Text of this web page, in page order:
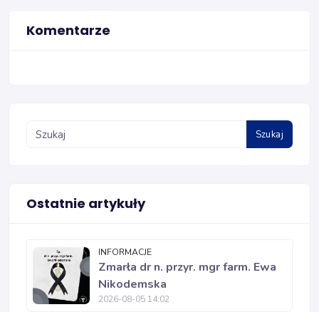
Komentarze
Szukaj
Ostatnie artykuły
INFORMACJE
Zmarła dr n. przyr. mgr farm. Ewa
Nikodemska
2026-08-05 14:02